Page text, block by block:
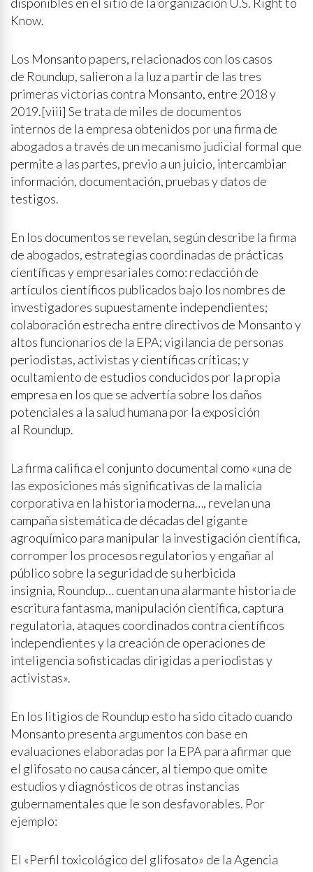
Know.
Los Monsanto papers, relacionados con los casos
de Roundup, salieron a la luz a partir de las tres
primeras victorias contra Monsanto, entre 2018 y
2019.[viii] Se trata de miles de documentos
internos de la empresa obtenidos por una firma de
abogados a través de un mecanismo judicial formal que
permite a las partes, previo a un juicio, intercambiar
información, documentación, pruebas y datos de
testigos.
En los documentos se revelan, según describe la firma
de abogados, estrategias coordinadas de prácticas
científicas y empresariales como: redacción de
artículos científicos publicados bajo los nombres de
investigadores supuestamente independientes;
colaboración estrecha entre directivos de Monsanto y
altos funcionarios de la EPA; vigilancia de personas
periodistas, activistas y científicas críticas; y
ocultamiento de estudios conducidos por la propia
empresa en los que se advertía sobre los daños
potenciales a la salud humana por la exposición
al Roundup.
La firma califica el conjunto documental como «una de
las exposiciones más significativas de la malicia
corporativa en la historia moderna…, revelan una
campaña sistemática de décadas del gigante
agroquímico para manipular la investigación científica,
corromper los procesos regulatorios y engañar al
público sobre la seguridad de su herbicida
insignia, Roundup… cuentan una alarmante historia de
escritura fantasma, manipulación científica, captura
regulatoria, ataques coordinados contra científicos
independientes y la creación de operaciones de
inteligencia sofisticadas dirigidas a periodistas y
activistas».
En los litigios de Roundup esto ha sido citado cuando
Monsanto presenta argumentos con base en
evaluaciones elaboradas por la EPA para afirmar que
el glifosato no causa cáncer, al tiempo que omite
estudios y diagnósticos de otras instancias
gubernamentales que le son desfavorables. Por
ejemplo:
El «Perfil toxicológico del glifosato» de la Agencia